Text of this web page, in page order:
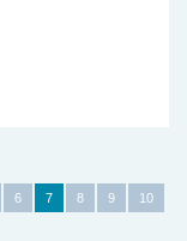
6 7 8 9 10